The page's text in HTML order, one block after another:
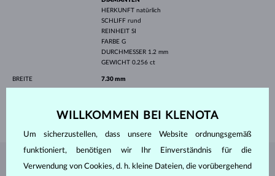
HERKUNFT natürlich
SCHLIFF rund
REINHEIT SI
FARBE G
DURCHMESSER 1.2 mm
GEWICHT 0.256 ct
BREITE 7.30 mm
2.30 g
SCHMUCK AUS DEMKLENOTA ATELIER
WILLKOMMEN BEI KLENOTA
Um sicherzustellen, dass unsere Website ordnungsgemäß
funktioniert, benötigen wir Ihr Einverständnis für die
Verwendung von Cookies, d. h. kleine Dateien, die vorübergehend